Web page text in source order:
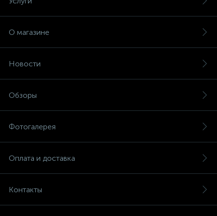
О магазине
Новости
Обзоры
Фотогалерея
Оплата и доставка
Контакты